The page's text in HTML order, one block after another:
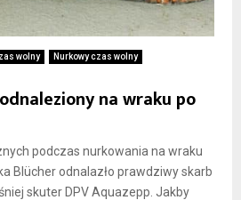
wolny
Nurkowy czas wolny
na wraku po
podczas nurkowania na wraku
Blücher odnalazło prawdziwy skarb
skuter DPV Aquazepp. Jakby